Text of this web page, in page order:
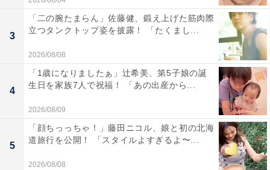
3
「二の腕たまらん」佐藤健、鍛え上げた筋肉際
立つタンクトップ姿を披露！ 「たくまし...
2026/08/08
4
「1歳になりましたぁ」辻希美、第5子娘の誕
生日を家族7人で祝福！ 「あの出産から...
2026/08/09
5
「顔ちっっちゃ！」藤田ニコル、娘と初の北海
道旅行を公開！ 「スタイルよすぎるよ〜...
2026/08/08